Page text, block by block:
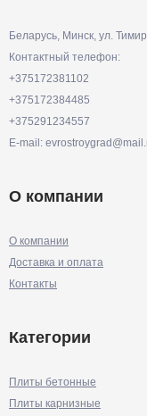
Беларусь, Минск, ул.
Контактный телефон:
+375172381102
+375172384485
+375291234557
E-mail:
О компании
О компании
Доставка и оплата
Контакты
Категории
Плиты бетонные
Плиты карнизные